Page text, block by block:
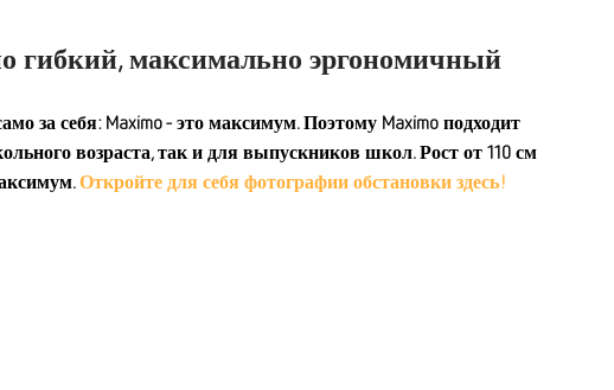
гибкий, максимально эргономичный
за себя: Maximo - это максимум. Поэтому Maximo подходит
возраста, так и для выпускников школ. Рост от 110 см
Откройте для себя фотографии обстановки здесь!